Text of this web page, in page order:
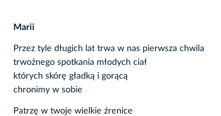
Marii
Przez tyle długich lat trwa w nas pierwsza chwila
trwożnego spotkania młodych ciał
których skórę gładką i gorącą
chronimy w sobie
Patrzę w twoje wielkie źrenice